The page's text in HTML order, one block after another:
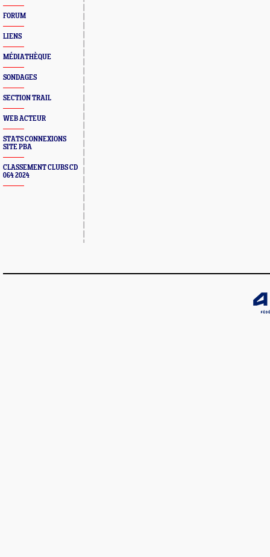
FORUM
LIENS
MÉDIATHÈQUE
SONDAGES
SECTION TRAIL
WEB ACTEUR
STATS CONNEXIONS
SITE PBA
CLASSEMENT CLUBS CD
064 2024